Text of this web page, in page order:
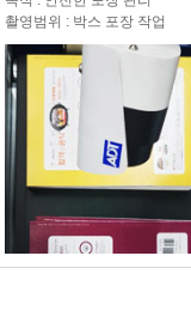
촬영범위 : 박스 포장 작업